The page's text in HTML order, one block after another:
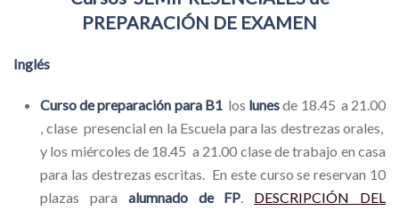
PREPARACIÓN DE EXAMEN
Inglés
Curso de preparación para B1los lunesde 18.45 a 21.00
, clase presencial en la Escuela para las destrezas orales,
y los miércoles de 18.45 a 21.00 clase de trabajo en casa
para las destrezas escritas. En este curso se reservan 10
plazas para alumnado de FP. DESCRIPCIÓN DEL